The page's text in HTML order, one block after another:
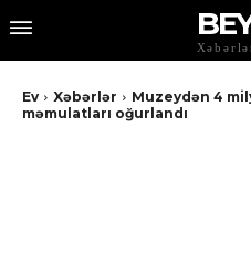
Ev Xəbərlər
Muzeydən 4
məmulatları oğurlandı